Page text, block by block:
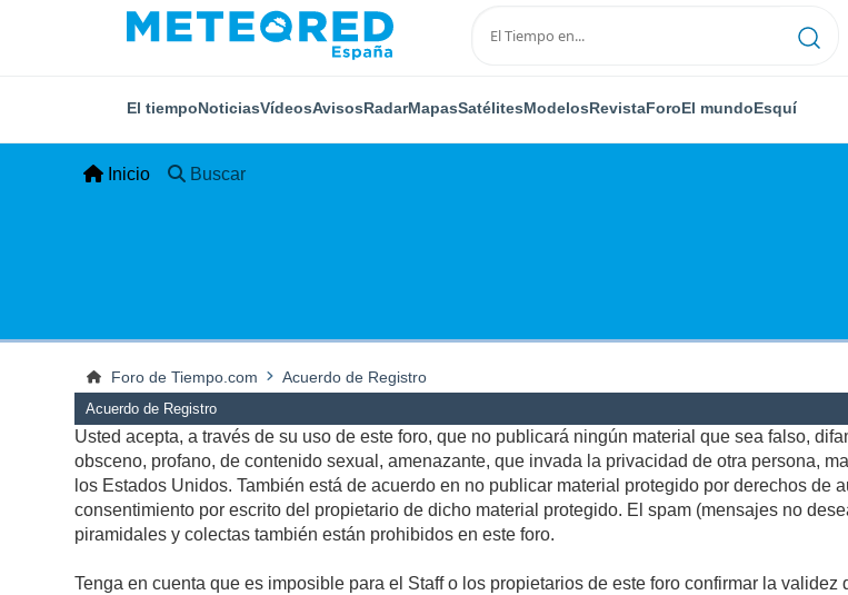
El tiempoNoticiasVídeosAvisosRadarMapasSatélitesModelosRevistaForoEl mundoEsquí
Inicio Buscar
Foro de Tiempo.com Acuerdo de Registro
Acuerdo de Registro
Usted acepta, a través de su uso de este foro, que no publicará ningún material que sea falso,
obsceno, profano, de contenido sexual, amenazante, que invada la privacidad de otra persona,
los Estados Unidos. También está de acuerdo en no publicar material protegido por derechos de
consentimiento por escrito del propietario de dicho material protegido. El spam (mensajes no
piramidales y colectas también están prohibidos en este foro.
Tenga en cuenta que es imposible para el Staff o los propietarios de este foro confirmar la